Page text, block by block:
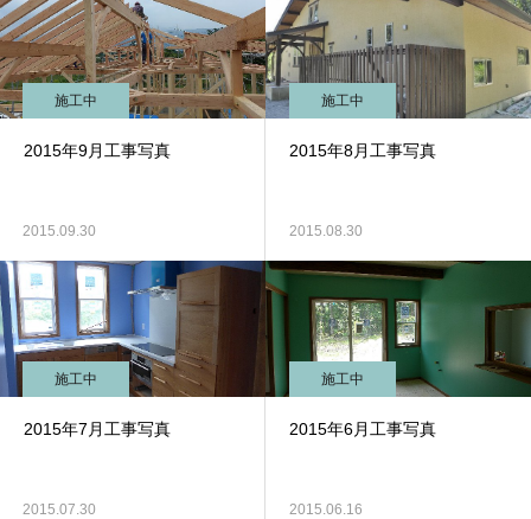
施工中
2015年9月工事写真
2015.09.30
施工中
2015年8月工事写真
2015.08.30
施工中
2015年7月工事写真
2015.07.30
施工中
2015年6月工事写真
2015.06.16